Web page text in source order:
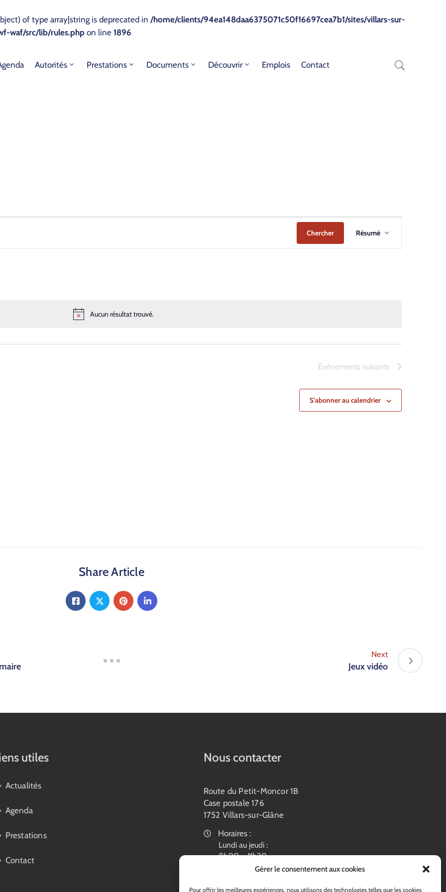
Gérer le consentement aux cookies
Pour offrir les meilleures expériences, nous utilisons des technologies telles que les cookies
of type array|string is deprecated in /home/clients/94ea148daa6375071c50f16697cea7b1/sites/villars-sur-
waf/src/lib/rules.php on line 1896
Autorités Prestations Documents Découvrir Emplois Contact
Notice
Aucun résultat trouvé.
Chercher
de
vues
Résumé
Évènements suivants
S’abonner au calendrier
Share Article
Next
Jeux vidéo
utiles
Actualités
Agenda
Prestations
Contact
Nous contacter
Route du Petit-Moncor 1B
Case postale 176
1752 Villars-sur-Glâne
Horaires :
Lundi au jeudi :
8h00 – 11h30
13h45 – 17h00
8h00 – 16h00